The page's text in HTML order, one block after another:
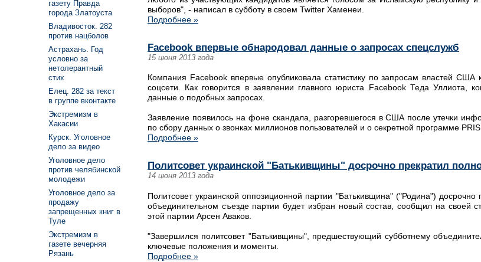
выборов", - написал в субботу в своем Twitter Хаменеи.
Подробнее »
Facebook впервые обнародовал данные о запросах спецслужб
15 июня 2013 года
Компания Facebook впервые опубликовала статистику по запросам властей США
соцсети. Как говорится в заявлении главного юриста Facebook Теда Уллиота,
данные о подобных запросах.
Заявление появилось на фоне скандала, разгоревшегося в США после утечки
по сбору данных о звонках миллионов пользователей и о секретной программе
Подробнее »
Политсовет украинской "Батькивщины" досрочно прекратил
14 июня 2013 года
Политсовет украинской оппозиционной партии "Батькивщина" ("Родина")
объединительном съезде партии будет избран новый состав, сообщил на своей
этой партии Арсен Аваков.
"Завершился политсовет "Батькивщины", предшествующий субботнему
ключевые положения и моменты.
Подробнее »
газету Правда
города Златоуста
Владивосток. 282
против нацболов
Астрахань. Год
условно за
нетолерантный
стих
Елец. 282 за текст
в группе вконтакте
Экстремизм в
Хакасии
Курск. Уголовное
дело за видео
Уголовное дело
против челябинской
молодежи
Уголовное дело за
продажу
запрещенных книг в
Туле
Экстремизм в
газете вечерняя
Рязань